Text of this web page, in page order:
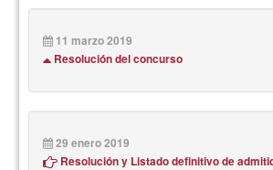
11 marzo 2019
Resolución del concurso
29 enero 2019
Resolución y Listado definitivo de